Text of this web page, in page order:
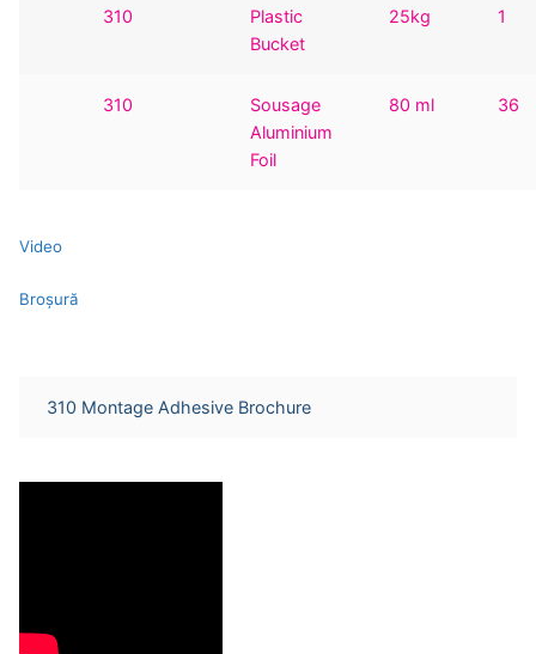
310
Plastic
Bucket
25kg 1
310
Sousage
Aluminium
Foil
80 ml 36
Video
Broşură
310 Montage Adhesive Brochure